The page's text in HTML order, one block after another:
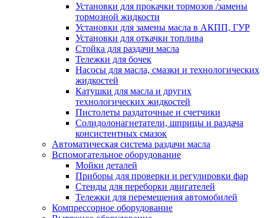
Установки для прокачки тормозов /замены
тормозной жидкости
Установки для замены масла в АКПП, ГУР
Установки для откачки топлива
Стойка для раздачи масла
Тележки для бочек
Насосы для масла, смазки и технологических
жидкостей
Катушки для масла и других
технологических жидкостей
Пистолеты раздаточные и счетчики
Солидолонагнетатели, шприцы и раздача
консистентных смазок
Автоматическая система раздачи масла
Вспомогательное оборудование
Мойки деталей
Приборы для проверки и регулировки фар
Стенды для переборки двигателей
Тележки для перемещения автомобилей
Компрессорное оборудование